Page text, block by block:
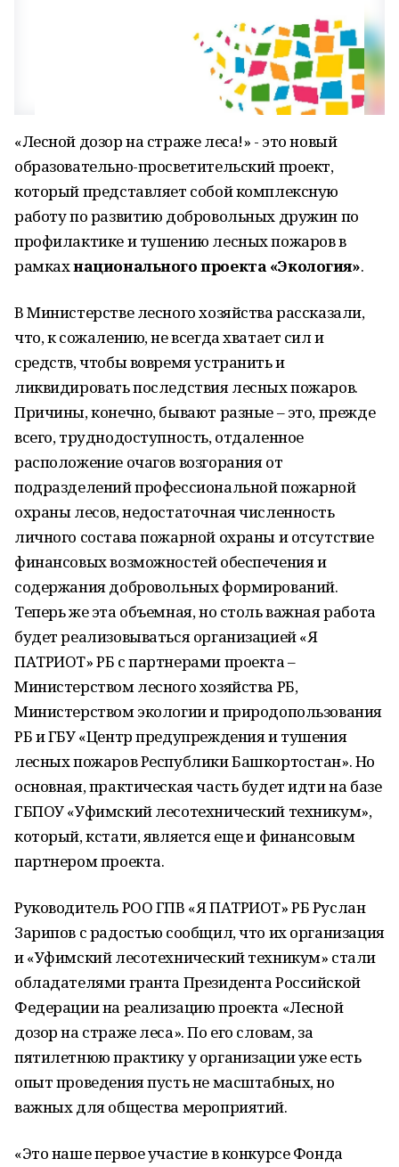
«Лесной дозор на страже леса!» - это новый
образовательно-просветительский проект,
который представляет собой комплексную
работу по развитию добровольных дружин по
профилактике и тушению лесных пожаров в
рамкахнационального проекта «Экология».
В Министерстве лесного хозяйства рассказали,
что, к сожалению, не всегда хватает сил и
средств, чтобы вовремя устранить и
ликвидировать последствия лесных пожаров.
Причины, конечно, бывают разные – это, прежде
всего, труднодоступность, отдаленное
расположение очагов возгорания от
подразделений профессиональной пожарной
охраны лесов, недостаточная численность
личного состава пожарной охраны и отсутствие
финансовых возможностей обеспечения и
содержания добровольных формирований.
Теперь же эта объемная, но столь важная работа
будет реализовываться организацией «Я
ПАТРИОТ» РБ с партнерами проекта –
Министерством лесного хозяйства РБ,
Министерством экологии и природопользования
РБ и ГБУ «Центр предупреждения и тушения
лесных пожаров Республики Башкортостан». Но
основная, практическая часть будет идти на базе
ГБПОУ «Уфимский лесотехнический техникум»,
который, кстати, является еще и финансовым
партнером проекта.
Руководитель РОО ГПВ «Я ПАТРИОТ» РБ Руслан
Зарипов с радостью сообщил, что их организация
и «Уфимский лесотехнический техникум» стали
обладателями гранта Президента Российской
Федерации на реализацию проекта «Лесной
дозор на страже леса». По его словам, за
пятилетнюю практику у организации уже есть
опыт проведения пусть не масштабных, но
важных для общества мероприятий.
«Это наше первое участие в конкурсе Фонда